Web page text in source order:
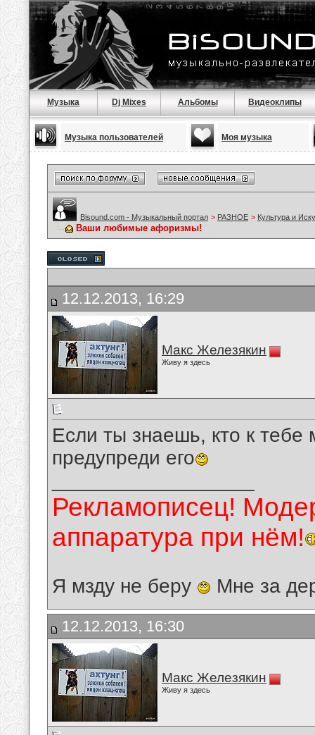
Музыка Dj Mixes Альбомы Видеоклипы
Музыка пользователей Моя музыка
Bisound.com - Музыкальный портал > РАЗНОЕ > Культура и
Ваши любимые афоризмы!
12.12.2013, 16:29
Макс Железякин
Живу я здесь
Если ты знаешь, кто к
предупреди его
Рекламописец!
аппаратура при нём!
Я мзду не беру Мне за
12.12.2013, 16:30
Макс Железякин
Живу я здесь